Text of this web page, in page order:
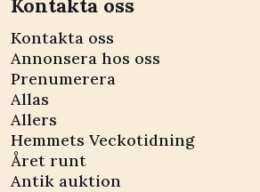
Kontakta oss
Kontakta oss
Annonsera hos oss
Prenumerera
Allas
Allers
Hemmets Veckotidning
Året runt
Antik auktion